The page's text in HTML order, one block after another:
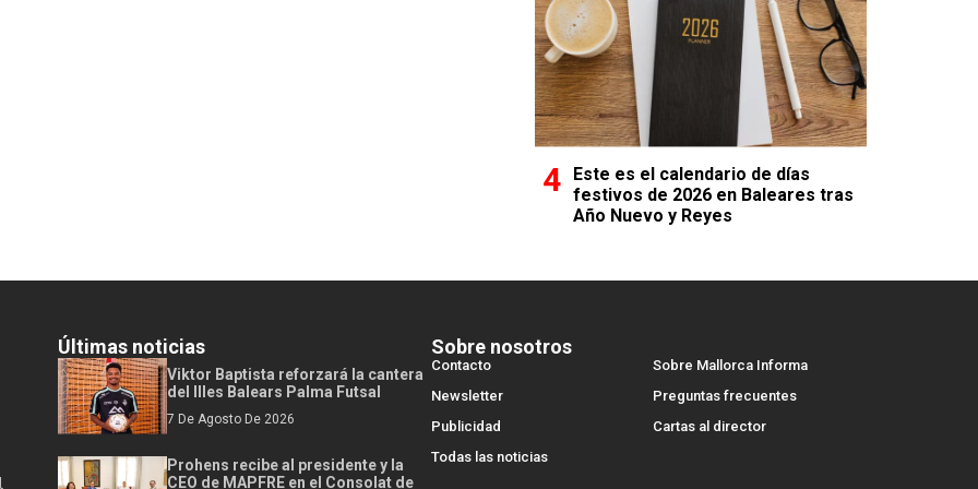
Este es el calendario de días
festivos de 2026 en Baleares tras
Año Nuevo y Reyes
Últimas noticias
Viktor Baptista reforzará la cantera
del Illes Balears Palma Futsal
7 De Agosto De 2026
Prohens recibe al presidente y la
CEO de MAPFRE en el Consolat de
Sobre nosotros
Contacto
Sobre Mallorca Informa
Newsletter
Preguntas frecuentes
Publicidad
Cartas al director
Todas las noticias